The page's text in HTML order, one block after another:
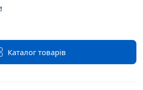
Каталог товарів